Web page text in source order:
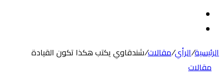
المظلم
الرئيسية/الرأي/مقالات/شندقاوي يكتب هكذا تكون القيادة
مقالات